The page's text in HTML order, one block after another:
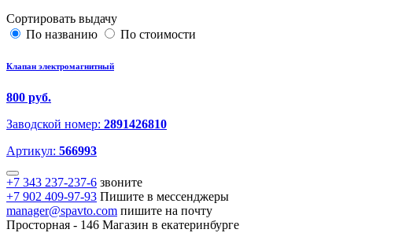
Сортировать выдачу
По названию
По стоимости
Клапан электромагнитный
800 руб.
Заводской номер: 2891426810
Артикул: 566993
+7 343 237-237-6 звоните
+7 902 409-97-93 Пишите в мессенджеры
manager@spavto.com пишите на почту
Просторная - 146 Магазин в екатеринбурге